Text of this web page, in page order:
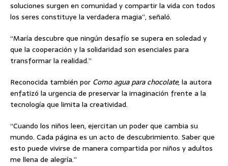
soluciones surgen en comunidad y compartir la vida con todos
los seres constituye la verdadera magia”, señaló.
“María descubre que ningún desafío se supera en soledad y
que la cooperación y la solidaridad son esenciales para
transformar la realidad.”
Reconocida también por Como agua para chocolate, la autora
enfatizó la urgencia de preservar la imaginación frente a la
tecnología que limita la creatividad.
“Cuando los niños leen, ejercitan un poder que cambia su
mundo. Cada página es un acto de descubrimiento. Saber que
esto puede vivirse de manera compartida por niños y adultos
me llena de alegría.”